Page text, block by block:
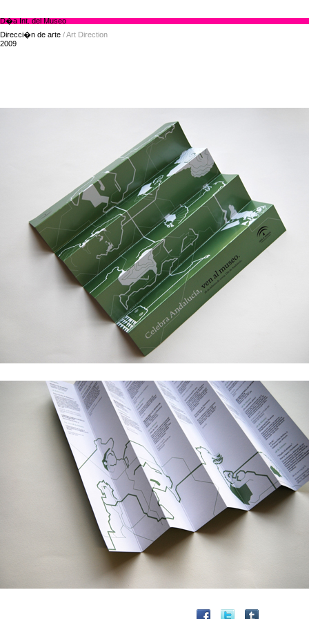
D�a Int. del Museo
Direcci�n de arte / Art Direction
2009